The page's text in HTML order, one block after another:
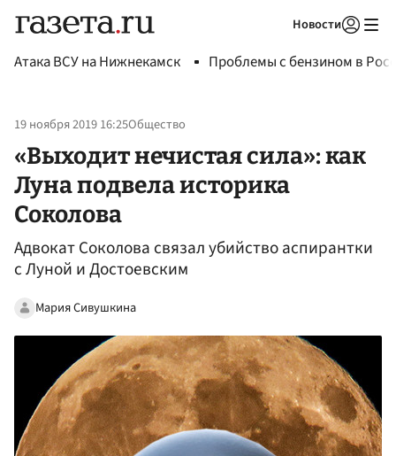
Новости
Атака ВСУ на Нижнекамск Проблемы с бензином в
19 ноября 2019 16:25Общество
«Выходит нечистая сила»: как
Луна подвела историка
Соколова
Адвокат Соколова связал убийство аспирантки
с Луной и Достоевским
Мария Сивушкина